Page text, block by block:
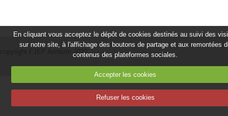
copyright FJEP Annezin 2020
En cliquant vous acceptez le dépôt de cookies destinés au suivi des
sur notre site, à l'affichage des boutons de partage et aux remontées
contenus des plateformes sociales.
Accepter les cookies
Refuser les cookies